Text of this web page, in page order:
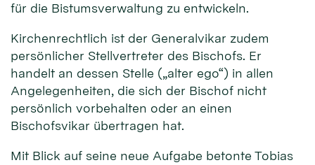
für die Bistumsverwaltung zu entwickeln.
Kirchenrechtlich ist der Generalvikar zudem
persönlicher Stellvertreter des Bischofs. Er
handelt an dessen Stelle („alter ego“) in allen
Angelegenheiten, die sich der Bischof nicht
persönlich vorbehalten oder an einen
Bischofsvikar übertragen hat.
Mit Blick auf seine neue Aufgabe betonte Tobias